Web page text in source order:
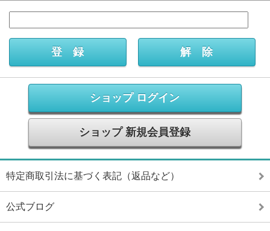
ショップ ログイン
ショップ 新規会員登録
特定商取引法に基づく表記（返品など）
公式ブログ